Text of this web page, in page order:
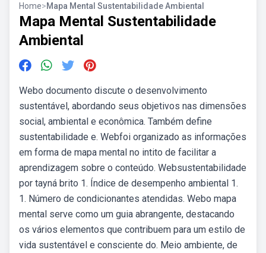
Home>Mapa Mental Sustentabilidade Ambiental
Mapa Mental Sustentabilidade
Ambiental
Webo documento discute o desenvolvimento
sustentável, abordando seus objetivos nas dimensões
social, ambiental e econômica. Também define
sustentabilidade e. Webfoi organizado as informações
em forma de mapa mental no intito de facilitar a
aprendizagem sobre o conteúdo. Websustentabilidade
por tayná brito 1. Índice de desempenho ambiental 1.
1. Número de condicionantes atendidas. Webo mapa
mental serve como um guia abrangente, destacando
os vários elementos que contribuem para um estilo de
vida sustentável e consciente do. Meio ambiente, de